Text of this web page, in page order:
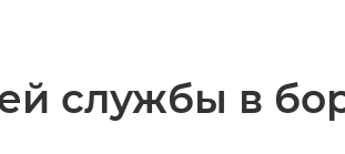
службы в